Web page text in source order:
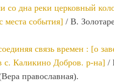
со дна реки церковный
места события] / В.
связь времен : [о
с. Каликино Добров. р-на] /
православная).